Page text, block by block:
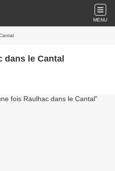
MENU
dans le Cantal